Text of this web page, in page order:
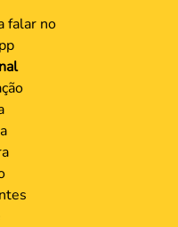
falar no